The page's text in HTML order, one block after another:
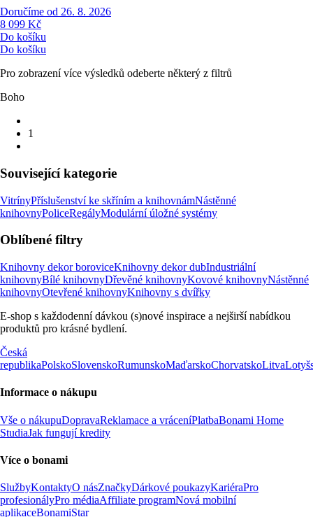
Doručíme od 26. 8. 2026
8 099 Kč
Do košíku
Do košíku
Pro zobrazení více výsledků odeberte některý z filtrů
Boho
1
Související kategorie
VitrínyPříslušenství ke skříním a knihovnámNástěnné
knihovnyPoliceRegályModulární úložné systémy
Oblíbené filtry
Knihovny dekor boroviceKnihovny dekor dubIndustriální
knihovnyBílé knihovnyDřevěné knihovnyKovové knihovnyNástěnné
knihovnyOtevřené knihovnyKnihovny s dvířky
E-shop s každodenní dávkou (s)nové inspirace a nejširší nabídkou
produktů pro krásné bydlení.
Česká
republikaPolskoSlovenskoRumunskoMaďarskoChorvatskoLitva
Informace o nákupu
Vše o nákupuDopravaReklamace a vráceníPlatbaBonami Home
StudiaJak fungují kredity
Více o bonami
SlužbyKontaktyO násZnačkyDárkové poukazyKariéraPro
profesionályPro médiaAffiliate programNová mobilní
aplikaceBonamiStar